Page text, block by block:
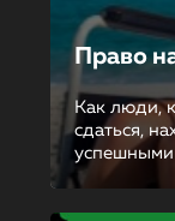
Право
Как люди,
сдаться,
успешными